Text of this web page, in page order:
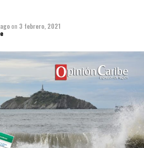
on 3 febrero, 2021